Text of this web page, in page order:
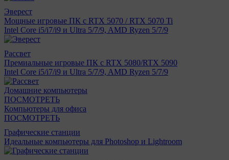
Эверест
Мощные игровые ПК с RTX 5070 / RTX 5070 Ti
Intel Core i5/i7/i9 и Ultra 5/7/9, AMD Ryzen 5/7/9
Рассвет
Премиальные игровые ПК с RTX 5080/RTX 5090
Intel Core i5/i7/i9 и Ultra 5/7/9, AMD Ryzen 5/7/9
Домашние компьютеры
ПОСМОТРЕТЬ
Компьютеры для офиса
ПОСМОТРЕТЬ
Графические станции
Идеальные компьютеры для Photoshop и Lightroom